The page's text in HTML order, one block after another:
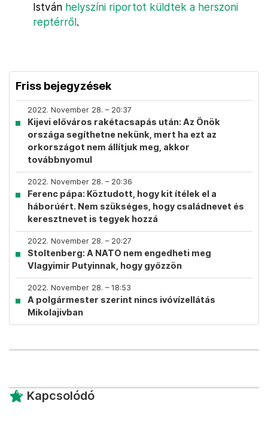
István helyszíni riportot küldtek a herszoni
reptérről.
Friss bejegyzések
2022. November 28. – 20:37
Kijevi előváros rakétacsapás után: Az Önök
országa segíthetne nekünk, mert ha ezt az
orkországot nem állítjuk meg, akkor
továbbnyomul
2022. November 28. – 20:36
Ferenc pápa: Köztudott, hogy kit ítélek el a
háborúért. Nem szükséges, hogy családnevet és
keresztnevet is tegyek hozzá
2022. November 28. – 20:27
Stoltenberg: A NATO nem engedheti meg
Vlagyimir Putyinnak, hogy győzzön
2022. November 28. – 18:53
A polgármester szerint nincs ivóvízellátás
Mikolajivban
Kapcsolódó